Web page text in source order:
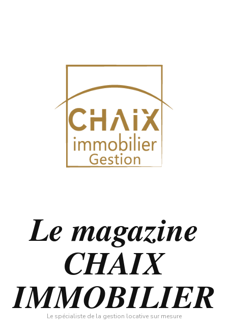
Le magazine
CHAIX
IMMOBILIER
Le spécialiste de la gestion locative sur mesure